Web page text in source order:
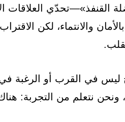
القنفذ»—تحدّي العلاقات
والانتماء، لكن
ليس في القرب أو الرغبة
ونحن نتعلم من التجربة: